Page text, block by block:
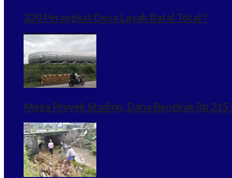
320 Perangkat Desa Layak Batal Total ?
Mega Proyek Stadion, Dana Bengkak Rp